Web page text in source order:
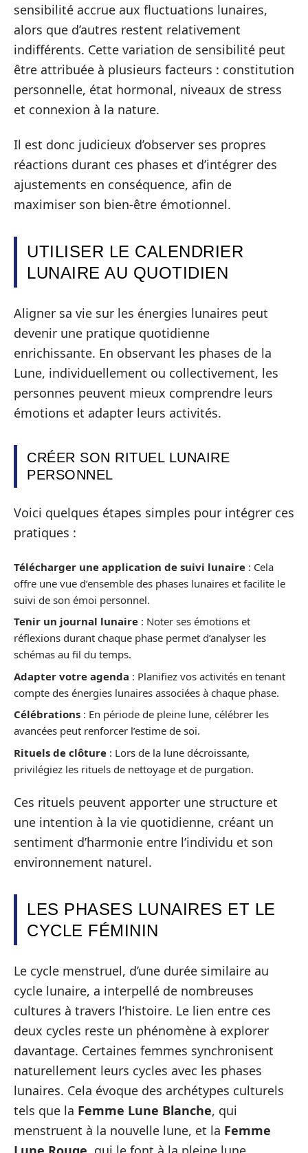
sensibilité accrue aux fluctuations lunaires,
alors que d’autres restent relativement
indifférents. Cette variation de sensibilité peut
être attribuée à plusieurs facteurs : constitution
personnelle, état hormonal, niveaux de stress
et connexion à la nature.
Il est donc judicieux d’observer ses propres
réactions durant ces phases et d’intégrer des
ajustements en conséquence, afin de
maximiser son bien-être émotionnel.
UTILISER LE CALENDRIER
LUNAIRE AU QUOTIDIEN
Aligner sa vie sur les énergies lunaires peut
devenir une pratique quotidienne
enrichissante. En observant les phases de la
Lune, individuellement ou collectivement, les
personnes peuvent mieux comprendre leurs
émotions et adapter leurs activités.
CRÉER SON RITUEL LUNAIRE
PERSONNEL
Voici quelques étapes simples pour intégrer ces
pratiques :
Télécharger une application de suivi lunaire : Cela
offre une vue d’ensemble des phases lunaires et facilite le
suivi de son émoi personnel.
Tenir un journal lunaire : Noter ses émotions et
réflexions durant chaque phase permet d’analyser les
schémas au fil du temps.
Adapter votre agenda : Planifiez vos activités en tenant
compte des énergies lunaires associées à chaque phase.
Célébrations : En période de pleine lune, célébrer les
avancées peut renforcer l’estime de soi.
Rituels de clôture : Lors de la lune décroissante,
privilégiez les rituels de nettoyage et de purgation.
Ces rituels peuvent apporter une structure et
une intention à la vie quotidienne, créant un
sentiment d’harmonie entre l’individu et son
environnement naturel.
LES PHASES LUNAIRES ET LE
CYCLE FÉMININ
Le cycle menstruel, d’une durée similaire au
cycle lunaire, a interpellé de nombreuses
cultures à travers l’histoire. Le lien entre ces
deux cycles reste un phénomène à explorer
davantage. Certaines femmes synchronisent
naturellement leurs cycles avec les phases
lunaires. Cela évoque des archétypes culturels
tels que la Femme Lune Blanche, qui
menstruent à la nouvelle lune, et la Femme